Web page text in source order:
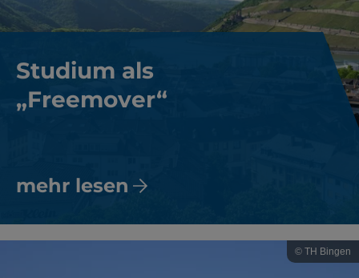
Studium als
„Freemover“
mehr lesen
© TH Bingen